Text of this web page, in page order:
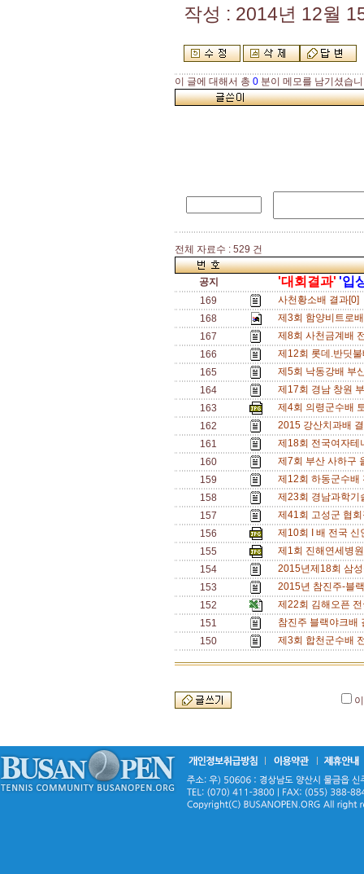
작성 : 2014년 12월
이 글에 대해서 총 0 분이 메모를 남기셨습
전체 자료수 : 529 건
공지 '대회결과' '입
169
사천황소배 결과[0]
168
제3회 함양비트로
167
제8회 사천금계배
166
제12회 롯데.반딧
165
제5회 낙동강배 부
164
제17회 경남 창원
163
제4회 의령군수배
162
2015 강산치과배
161
제18회 전국여자
160
제7회 부산 사하구
159
제12회 하동군수
158
제23회 경남과학
157
제41회 고성군 협
156
제10회 I 배 전국
155
제1회 진해연세병
154
2015년제18회 삼
153
2015년 참진주-블
152
제22회 김해오픈
151
참진주 블랙야크배
150
제3회 합천군수배